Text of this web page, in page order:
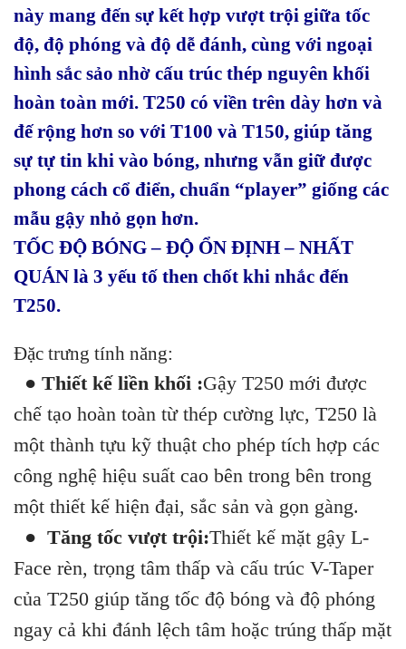
này mang đến sự kết hợp vượt trội giữa tốc
độ, độ phóng và độ dễ đánh, cùng với ngoại
hình sắc sảo nhờ cấu trúc thép nguyên khối
hoàn toàn mới. T250 có viền trên dày hơn và
đế rộng hơn so với T100 và T150, giúp tăng
sự tự tin khi vào bóng, nhưng vẫn giữ được
phong cách cổ điển, chuẩn “player” giống các
mẫu gậy nhỏ gọn hơn.
TỐC ĐỘ BÓNG – ĐỘ ỔN ĐỊNH – NHẤT
QUÁN là 3 yếu tố then chốt khi nhắc đến
T250.
Đặc trưng tính năng:
● Thiết kế liền khối :Gậy T250 mới được
chế tạo hoàn toàn từ thép cường lực, T250 là
một thành tựu kỹ thuật cho phép tích hợp các
công nghệ hiệu suất cao bên trong bên trong
một thiết kế hiện đại, sắc sản và gọn gàng.
● Tăng tốc vượt trội:Thiết kế mặt gậy L-
Face rèn, trọng tâm thấp và cấu trúc V-Taper
của T250 giúp tăng tốc độ bóng và độ phóng
ngay cả khi đánh lệch tâm hoặc trúng thấp mặt